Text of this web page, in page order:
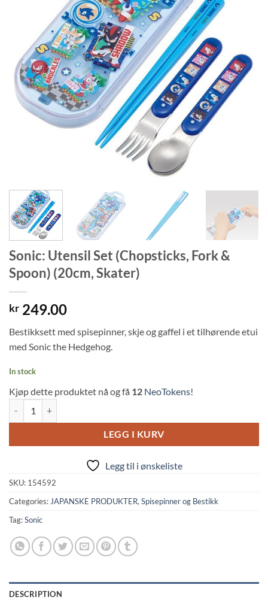
Sonic: Utensil Set (Chopsticks, Fork &
Spoon) (20cm, Skater)
kr 249.00
Bestikksett med spisepinner, skje og gaffel i et tilhørende etui
med Sonic the Hedgehog.
In stock
Kjøp dette produktet nå og få 12 NeoTokens!
LEGG I KURV
Legg til i ønskeliste
SKU: 154592
Categories:JAPANSKE PRODUKTER,Spisepinner og Bestikk
Tag:Sonic
DESCRIPTION